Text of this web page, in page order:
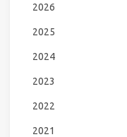
2026
2025
2024
2023
2022
2021